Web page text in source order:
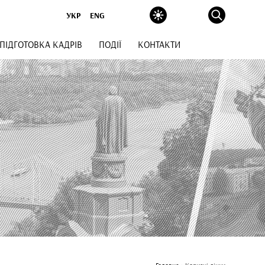
УКР ENG
ПІДГОТОВКА КАДРІВ ПОДІЇ КОНТАКТИ